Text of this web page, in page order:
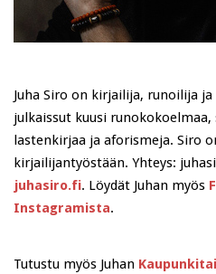
Juha Siro on kirjailija, runoilija
julkaissut kuusi
lastenkirjaa ja aforismeja. Siro
kirjailijantyöstään. Yhteys:
juhasiro.fi. Löydät Juhan myös
Instagramista.
Tutustu myös Juhan